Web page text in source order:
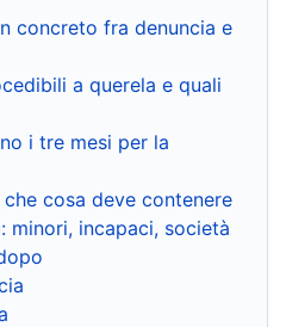
concreto fra denuncia e
a querela e quali
i tre mesi per la
cosa deve contenere
minori, incapaci, società